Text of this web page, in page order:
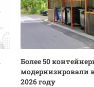
Более 50
модернизировали
2026 году